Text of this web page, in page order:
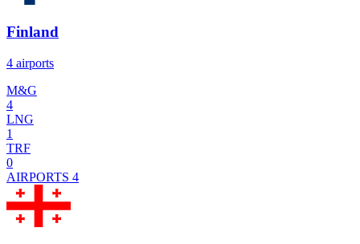
Finland
4 airports
M&G
4
LNG
1
TRF
0
AIRPORTS 4